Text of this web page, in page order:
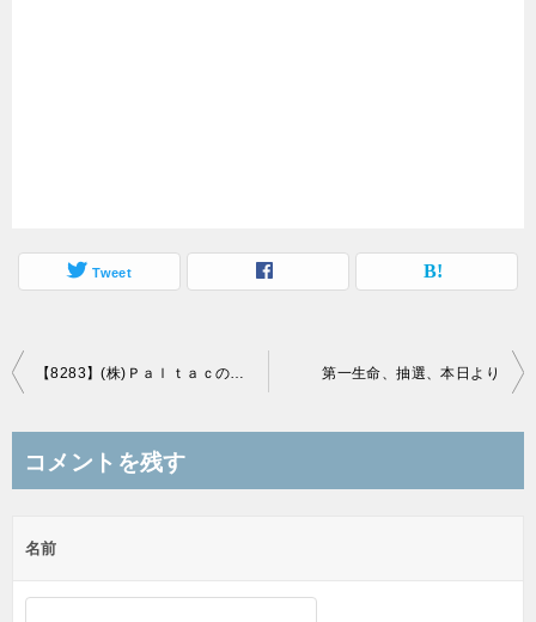
Tweet
投
ビ
ー
シ
【8283】(株)Ｐａｌｔａｃの初値結果 第一生命、抽選、本日より
コメントを残す
名前